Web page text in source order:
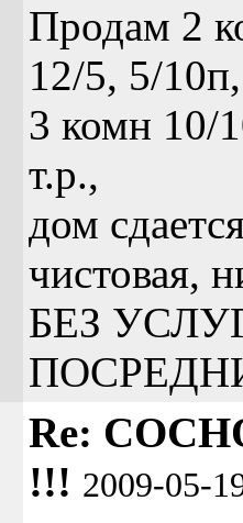
Продам 2
12/5, 5/
3 комн 10/
т.р.,
дом
чистовая,
БЕЗ
Re:
!!! 2009-05-